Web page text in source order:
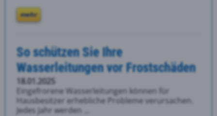
mehr
So schützen Sie Ihre
Wasserleitungen vor Frostschäden
18.01.2025
Eingefrorene Wasserleitungen können für
Hausbesitzer erhebliche Probleme verursachen.
Jedes Jahr werden ...